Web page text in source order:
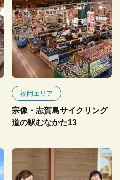
福岡エリア
宗像・志賀島サイクリング
道の駅むなかた13